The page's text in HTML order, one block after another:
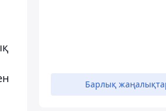
Барлық